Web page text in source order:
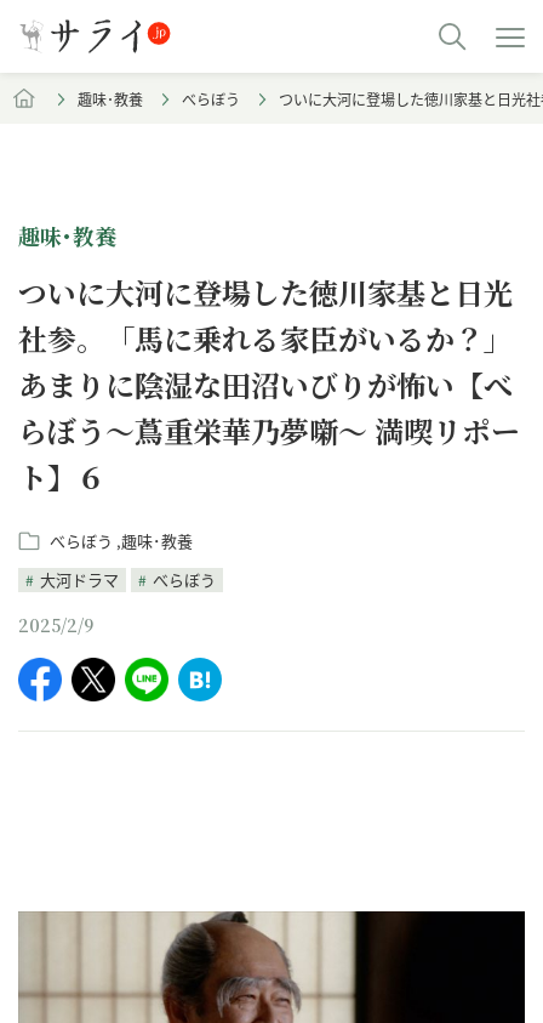
趣味･教養 べらぼう ついに大河に登場した徳川家基と日光
趣味･教養
ついに大河に登場した徳川家基と日光
社参。「馬に乗れる家臣がいるか？」
あまりに陰湿な田沼いびりが怖い【べ
らぼう～蔦重栄華乃夢噺～ 満喫リポー
ト】６
べらぼう 趣味･教養
大河ドラマ
べらぼう
2025/2/9